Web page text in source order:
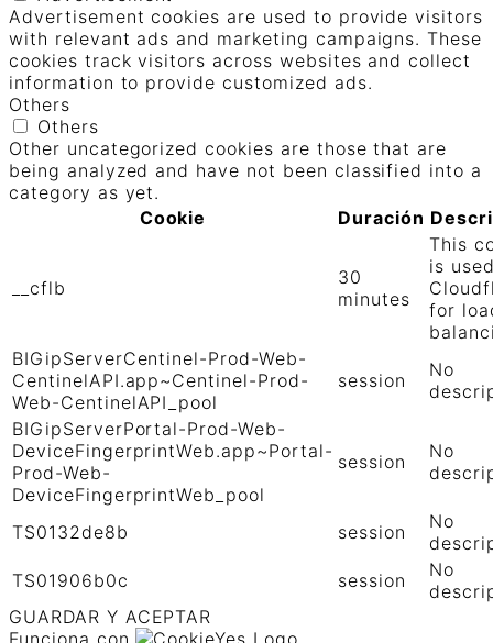
Advertisement cookies are used to provide visitors
with relevant ads and marketing campaigns. These
cookies track visitors across websites and collect
information to provide customized ads.
Others
Others
Other uncategorized cookies are those that are
being analyzed and have not been classified into a
category as yet.
Cookie
Duración
__cflb
30
minutes
This
is
for
BIGipServerCentinel-Prod-Web-
CentinelAPI.app~Centinel-Prod-
Web-CentinelAPI_pool
session
No
BIGipServerPortal-Prod-Web-
DeviceFingerprintWeb.app~Portal-
Prod-Web-
DeviceFingerprintWeb_pool
session
No
TS0132de8b session
No
TS01906b0c
session
No
GUARDAR Y ACEPTAR